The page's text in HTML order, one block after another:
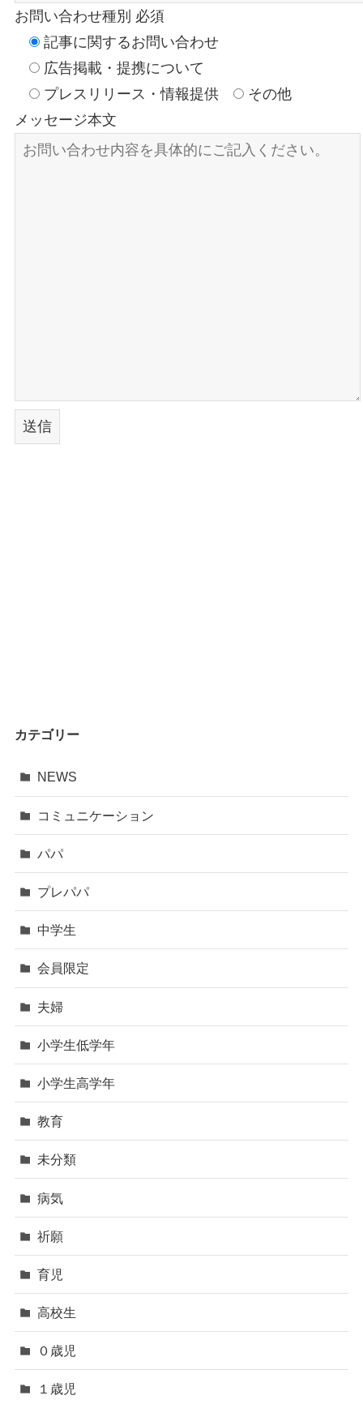
お問い合わせ種別 必須
記事に関するお問い合わせ
広告掲載・提携について
プレスリリース・情報提供
その他
メッセージ本文
カテゴリー
NEWS
コミュニケーション
パパ
プレパパ
中学生
会員限定
夫婦
小学生低学年
小学生高学年
教育
未分類
病気
祈願
育児
高校生
０歳児
１歳児